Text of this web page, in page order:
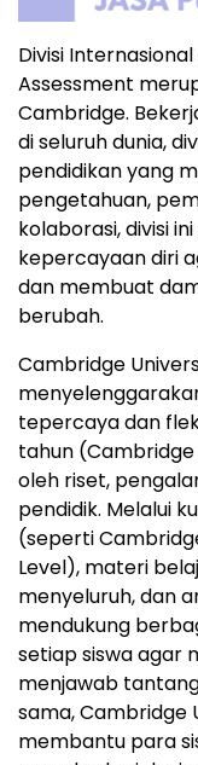
Divisi Internasional
Assessment
Cambridge.
di seluruh dunia,
pendidikan yang
pengetahuan,
kolaborasi, divisi
kepercayaan diri
dan membuat
berubah.
Cambridge
tepercaya dan
tahun
oleh riset,
pendidik. Melalui
(seperti
Level), materi
menyeluruh, dan
mendukung
setiap siswa agar
menjawab
sama,Cambridge
membantu para